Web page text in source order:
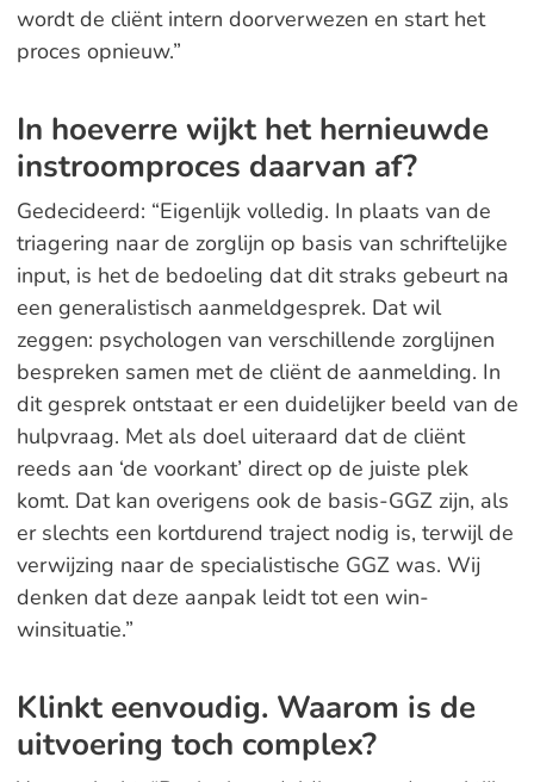
wordt de cliënt intern doorverwezen en start het
proces opnieuw.”
In hoeverre wijkt het hernieuwde
instroomproces daarvan af?
Gedecideerd: “Eigenlijk volledig. In plaats van de
triagering naar de zorglijn op basis van schriftelijke
input, is het de bedoeling dat dit straks gebeurt na
een generalistisch aanmeldgesprek. Dat wil
zeggen: psychologen van verschillende zorglijnen
bespreken samen met de cliënt de aanmelding. In
dit gesprek ontstaat er een duidelijker beeld van de
hulpvraag. Met als doel uiteraard dat de cliënt
reeds aan ‘de voorkant’ direct op de juiste plek
komt. Dat kan overigens ook de basis-GGZ zijn, als
er slechts een kortdurend traject nodig is, terwijl de
verwijzing naar de specialistische GGZ was. Wij
denken dat deze aanpak leidt tot een win-
winsituatie.”
Klinkt eenvoudig. Waarom is de
uitvoering toch complex?